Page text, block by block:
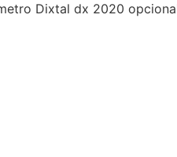
Dixtal dx 2020